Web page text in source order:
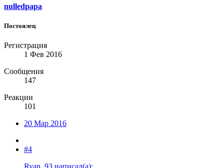
nulledpapa
Постоялец
Регистрация
1 Фев 2016
Сообщения
147
Реакции
101
20 Мар 2016
#4